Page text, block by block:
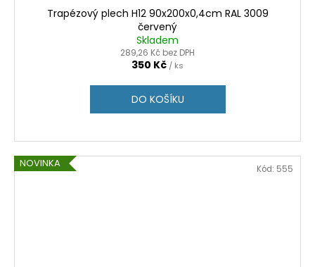
Trapézový plech H12 90x200x0,4cm RAL 3009
červený
Skladem
289,26 Kč bez DPH
350 Kč / ks
DO KOŠÍKU
NOVINKA Kód: 555